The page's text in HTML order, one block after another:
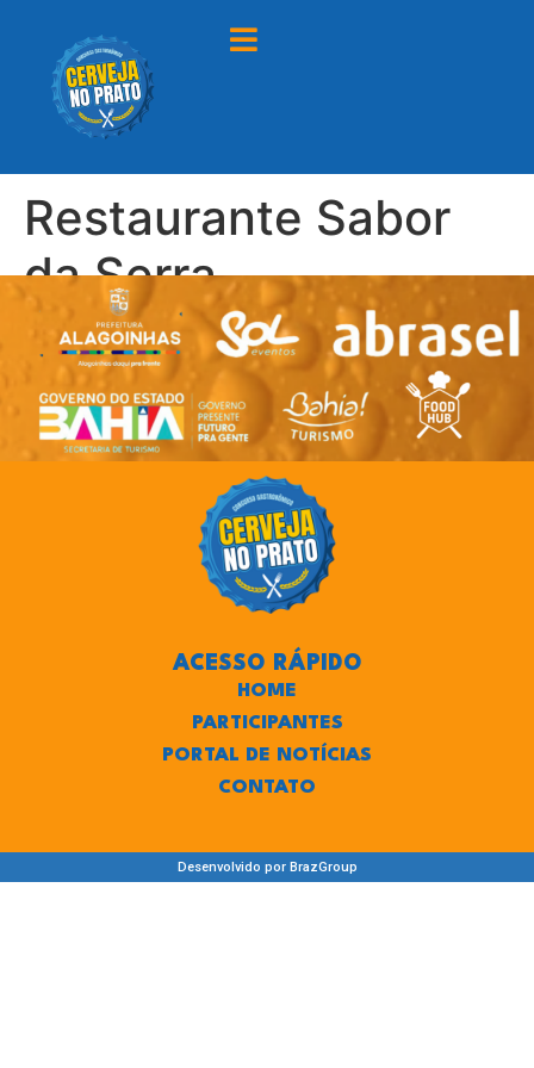
Restaurante Sabor
da Serra
ACESSO RÁPIDO
HOME
PARTICIPANTES
PORTAL DE NOTÍCIAS
CONTATO
Desenvolvido por BrazGroup